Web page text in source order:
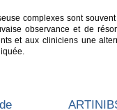
complexes sont
observance et de
et aux cliniciens une